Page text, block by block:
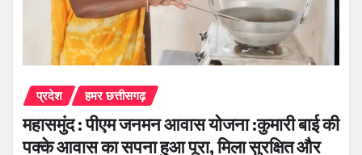
प्रदेश हमर छत्तीसगढ़
महासमुंद : पीएम जनमन आवास योजना :कुमारी बाई की
पक्के आवास का सपना हुआ पूरा, मिला सुरक्षित और